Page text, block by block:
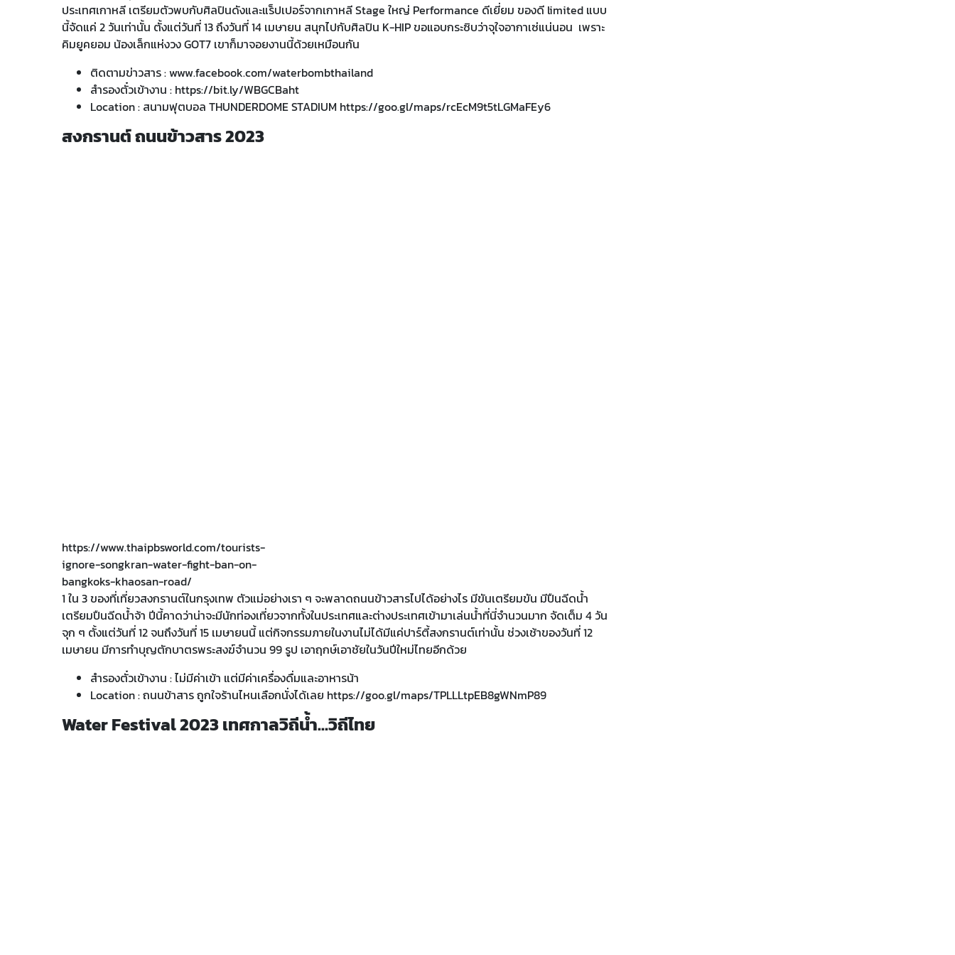
ประเทศเกาหลี เตรียมตัวพบกับศิลปินดังและแร็ปเปอร์จากเกาหลี Stage ใหญ่ Performance ดีเยี่ยม ของดี limited แบบ
นี้จัดแค่ 2 วันเท่านั้น ตั้งแต่วันที่ 13 ถึงวันที่ 14 เมษายน สนุกไปกับศิลปิน K-HIP ขอแอบกระซิบว่าจุใจอากาเซ่แน่นอน เพราะ
คิมยูคยอม น้องเล็กแห่งวง GOT7 เขาก็มาจอยงานนี้ด้วยเหมือนกัน
ติดตามข่าวสาร :www.facebook.com/waterbombthailand
สำรองตั๋วเข้างาน : https://bit.ly/WBGCBaht
Location : สนามฟุตบอล THUNDERDOME STADIUM https://goo.gl/maps/rcEcM9t5tLGMaFEy6
สงกรานต์ ถนนข้าวสาร 2023
https://www.thaipbsworld.com/tourists-
ignore-songkran-water-fight-ban-on-
bangkoks-khaosan-road/
1 ใน 3 ของที่เที่ยวสงกรานต์ในกรุงเทพ ตัวแม่อย่างเรา ๆ จะพลาดถนนข้าวสารไปได้อย่างไร มีขันเตรียมขัน มีปืนฉีดน้ำ
เตรียมปืนฉีดน้ำจ้า ปีนี้คาดว่าน่าจะมีนักท่องเที่ยวจากทั้งในประเทศและต่างประเทศเข้ามาเล่นน้ำที่นี่จำนวนมาก จัดเต็ม 4 วัน
จุก ๆ ตั้งแต่วันที่ 12 จนถึงวันที่ 15 เมษายนนี้ แต่กิจกรรมภายในงานไม่ได้มีแค่ปาร์ตี้สงกรานต์เท่านั้น ช่วงเช้าของวันที่ 12
เมษายน มีการทำบุญตักบาตรพระสงฆ์จำนวน 99 รูป เอาฤกษ์เอาชัยในวันปีใหม่ไทยอีกด้วย
สำรองตั๋วเข้างาน : ไม่มีค่าเข้า แต่มีค่าเครื่องดื่มและอาหารน้า
Location : ถนนข้าสาร ถูกใจร้านไหนเลือกนั่งได้เลย https://goo.gl/maps/TPLLLtpEB8gWNmP89
Water Festival 2023 เทศกาลวิถีน้ำ…วิถีไทย